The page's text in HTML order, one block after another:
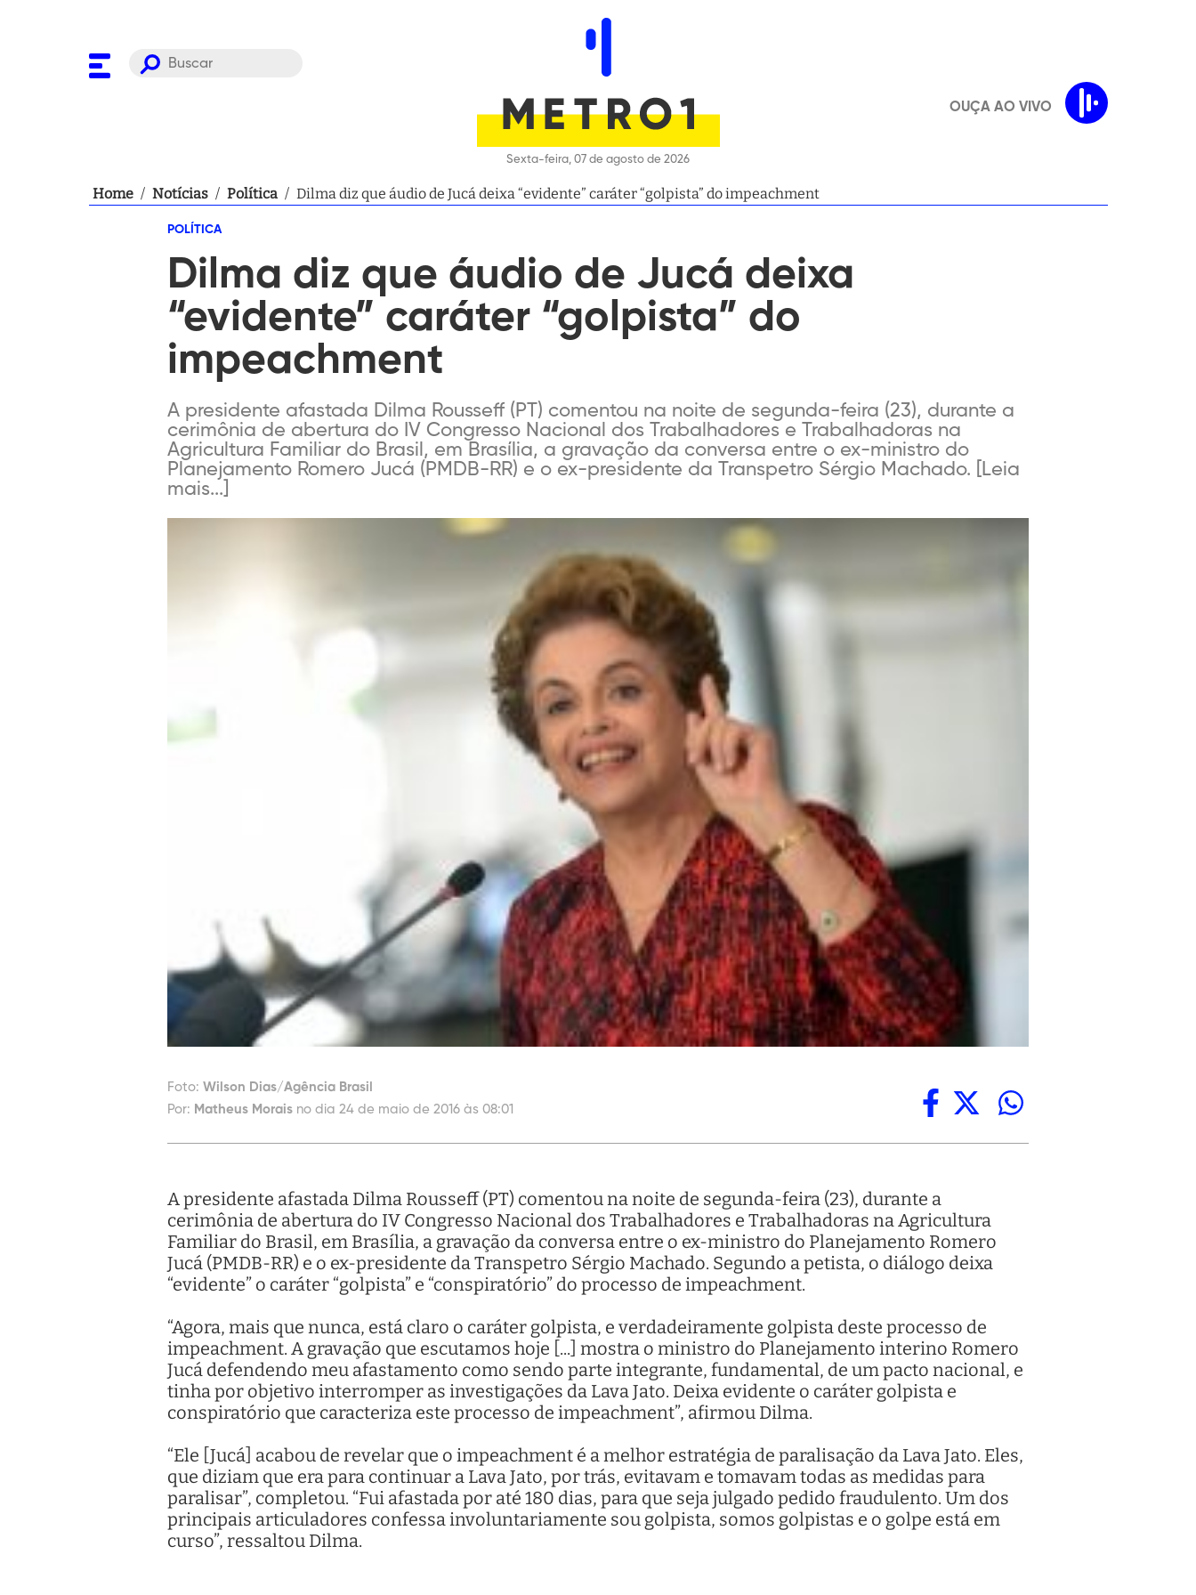
Sexta-feira, 07 de agosto de 2026
OUÇA AO VIVO
Home / Notícias / Política / Dilma diz que áudio de Jucá deixa “evidente” caráter “golpista” do impeachment
POLÍTICA
Dilma diz que áudio de Jucá deixa
“evidente” caráter “golpista” do
impeachment
A presidente afastada Dilma Rousseff (PT) comentou na noite de segunda-feira (23), durante a
cerimônia de abertura do IV Congresso Nacional dos Trabalhadores e Trabalhadoras na
Agricultura Familiar do Brasil, em Brasília, a gravação da conversa entre o ex-ministro do
Planejamento Romero Jucá (PMDB-RR) e o ex-presidente da Transpetro Sérgio Machado. [Leia
mais...]
Foto: Wilson Dias/Agência Brasil
Por: Matheus Morais no dia 24 de maio de 2016 às 08:01
A presidente afastada Dilma Rousseff (PT) comentou na noite de segunda-feira (23), durante a
cerimônia de abertura do IV Congresso Nacional dos Trabalhadores e Trabalhadoras na Agricultura
Familiar do Brasil, em Brasília, a gravação da conversa entre o ex-ministro do Planejamento Romero
Jucá (PMDB-RR) e o ex-presidente da Transpetro Sérgio Machado. Segundo a petista, o diálogo deixa
“evidente” o caráter “golpista” e “conspiratório” do processo de impeachment.
“Agora, mais que nunca, está claro o caráter golpista, e verdadeiramente golpista deste processo de
impeachment. A gravação que escutamos hoje [...] mostra o ministro do Planejamento interino Romero
Jucá defendendo meu afastamento como sendo parte integrante, fundamental, de um pacto nacional, e
tinha por objetivo interromper as investigações da Lava Jato. Deixa evidente o caráter golpista e
conspiratório que caracteriza este processo de impeachment”, afirmou Dilma.
“Ele [Jucá] acabou de revelar que o impeachment é a melhor estratégia de paralisação da Lava Jato. Eles,
que diziam que era para continuar a Lava Jato, por trás, evitavam e tomavam todas as medidas para
paralisar”, completou. “Fui afastada por até 180 dias, para que seja julgado pedido fraudulento. Um dos
principais articuladores confessa involuntariamente sou golpista, somos golpistas e o golpe está em
curso”, ressaltou Dilma.